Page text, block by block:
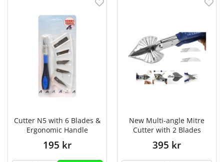
Cutter N5 with 6 Blades &
Ergonomic Handle
195 kr
New Multi-angle Mitre
Cutter with 2 Blades
395 kr